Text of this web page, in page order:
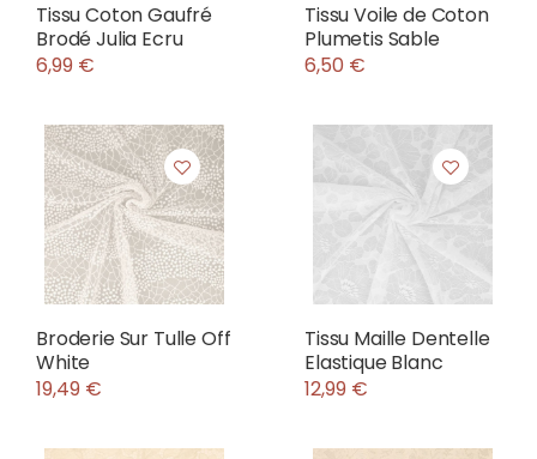
Tissu Coton Gaufré
Brodé Julia Ecru
6,99 €
Tissu Voile de Coton
Plumetis Sable
6,50 €
Broderie Sur Tulle Off
White
19,49 €
Tissu Maille Dentelle
Elastique Blanc
12,99 €